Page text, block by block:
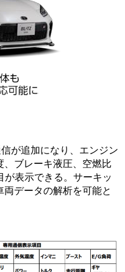
が追加になり、エンジン
、ブレーキ液圧、空燃比
が表示できる。サーキッ
両データの解析を可能と